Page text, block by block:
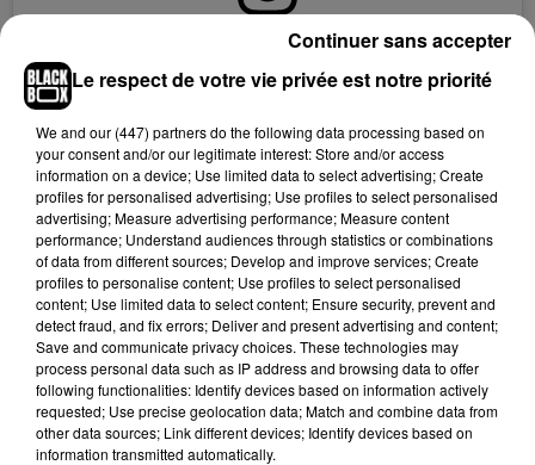
Voir cette publication sur Instagram
Une publication partagée par Niro (@niro_compteofficiel)
Le respect de votre vie privée est notre priorité
We and our (447) partnersdo the following data processing based on
your consent and/or our legitimate interest: Store and/or access
information on a device; Use limited data to select advertising; Create
profiles for personalised advertising; Use profiles to select personalised
advertising; Measure advertising performance; Measure content
performance; Understand audiences through statistics or combinations
of data from different sources; Develop and improve services; Create
profiles to personalise content; Use profiles to select personalised
content; Use limited data to select content; Ensure security, prevent and
detect fraud, and fix errors; Deliver and present advertising and content;
Save and communicate privacy choices. These technologies may
process personal data such as IP address and browsing data to offer
following functionalities: Identify devices based on information actively
requested; Use precise geolocation data; Match and combine data from
other data sources; Link different devices; Identify devices based on
information transmitted automatically.
Continuer sans accepter